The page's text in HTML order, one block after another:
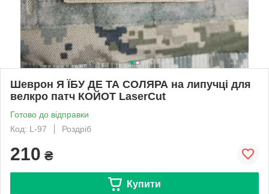
Шеврон Я ЇБУ ДЕ ТА СОЛЯРА на липучці для
велкро патч КОЙОТ LaserCut
Готово до відправки
Код: L-97
Роздріб
210 ₴
Купити